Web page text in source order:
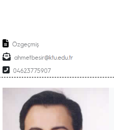
Özgeçmiş
ahmetbesir
04623775907